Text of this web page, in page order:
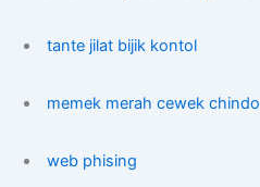
tante jilat bijik kontol
memek merah cewek chindo
web phising